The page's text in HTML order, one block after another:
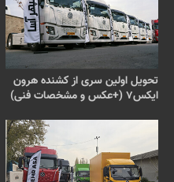
تحویل اولین سری از کشنده هرون
ایکس۷ (+عکس و مشخصات فنی)